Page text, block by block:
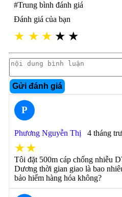
#Trung bình đánh giá
Đánh giá của bạn
★ ★ ★ ★ ★
Gửi đánh giá
P
Phương Nguyễn Thị 4 tháng
★★
Tôi đặt 500m cáp chống nhiễu
Dương thời gian giao là bao
bảo hiểm hàng hóa không?